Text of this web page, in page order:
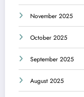
November 2025
October 2025
September 2025
August 2025